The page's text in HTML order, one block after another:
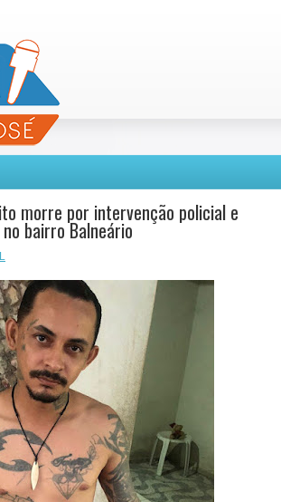
morre por intervenção policial e
bairro Balneário